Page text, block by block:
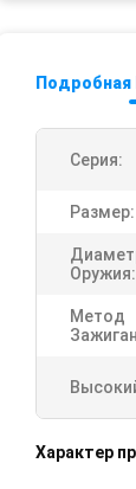
Серия:
Размер:
Оружия:
Метод
Характер